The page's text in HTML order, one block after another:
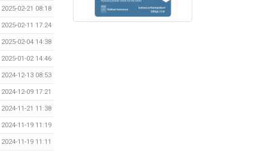
2025-02-21 08:18
2025-02-11 17:24
2025-02-04 14:38
2025-01-02 14:46
2024-12-13 08:53
2024-12-09 17:21
2024-11-21 11:38
2024-11-19 11:19
2024-11-19 11:11